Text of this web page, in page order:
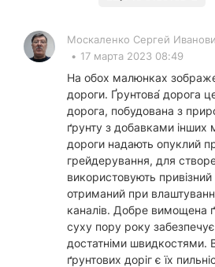
Москаленко Сергей
• 17 марта 2023 08:49
На обох малюнках
дороги. Ґрунтова́ дорога
дорога, побудована з
ґрунту з добавками інших
дороги надають опуклий
грейдерування, для
використовують привізний
отриманий при
каналів. Добре вимощена
суху пору року забезпечує
достатніми швидкостями.
ґрунтових доріг є їх